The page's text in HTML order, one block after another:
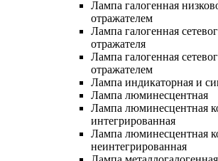
Лампа галогенная
отражателем
Лампа галогенная
отражателя
Лампа галогенная
отражателем
Лампа индикаторная и
Лампа люминесцентная
Лампа люминесцентная
интегрированная
Лампа люминесцентная
неинтегрированная